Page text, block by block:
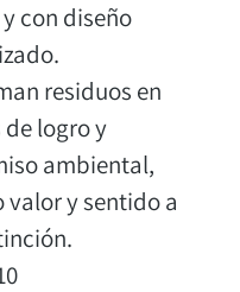
con diseño
residuos en
logro y
ambiental,
valor y sentido a